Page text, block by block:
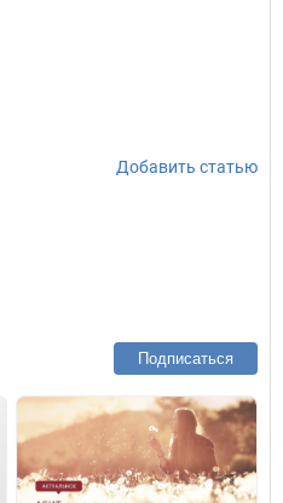
Добавить статью
Подписаться